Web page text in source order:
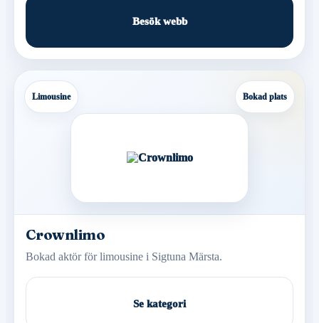
Besök webb
Limousine Bokad plats
Crownlimo
Bokad aktör för limousine i Sigtuna Märsta.
Se kategori